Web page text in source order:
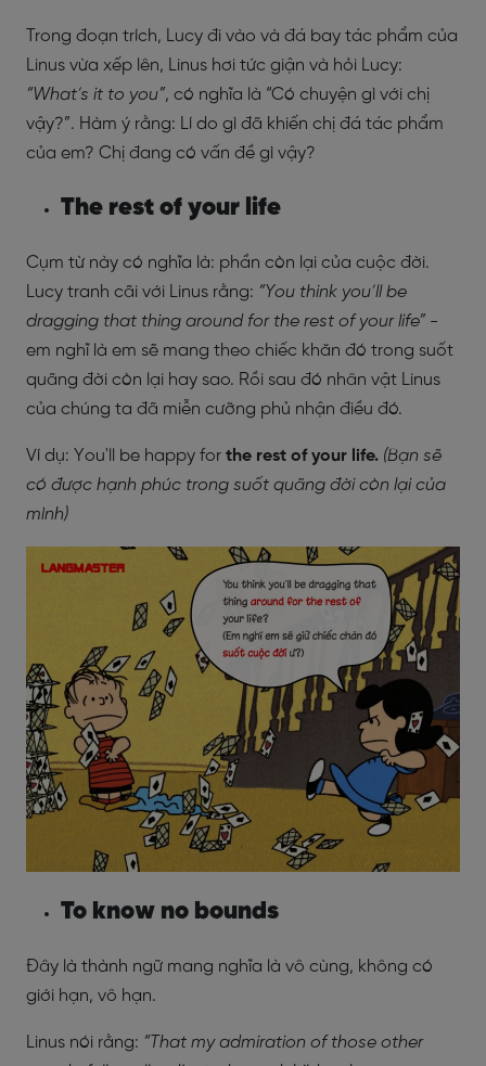
Trong đoạn trích, Lucy đi vào và đá bay tác phẩm của
Linus vừa xếp lên, Linus hơi tức giận và hỏi Lucy:
“What’s it to you”, có nghĩa là “Có chuyện gì với chị
vậy?”. Hàm ý rằng: Lí do gì đã khiến chị đá tác phẩm
của em? Chị đang có vấn đề gì vậy?
The rest of your life
Cụm từ này có nghĩa là: phần còn lại của cuộc đời.
Lucy tranh cãi với Linus rằng: “You think you’ll be
dragging that thing around for the rest of your life” -
em nghĩ là em sẽ mang theo chiếc khăn đó trong suốt
quãng đời còn lại hay sao. Rồi sau đó nhân vật Linus
của chúng ta đã miễn cưỡng phủ nhận điều đó.
Ví dụ: You'll be happy for the rest of your life. (Bạn sẽ
có được hạnh phúc trong suốt quãng đời còn lại của
mình)
To know no bounds
Đây là thành ngữ mang nghĩa là vô cùng, không có
giới hạn, vô hạn.
Linus nói rằng: “That my admiration of those other